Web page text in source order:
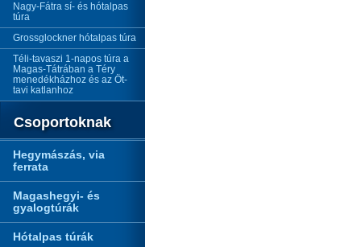
Nagy-Fátra sí- és hótalpas
túra
Grossglockner hótalpas túra
Téli-tavaszi 1-napos túra a
Magas-Tátrában a Téry
menedékházhoz és az Öt-
tavi katlanhoz
Csoportoknak
Hegymászás, via
ferrata
Magashegyi- és
gyalogtúrák
Hótalpas túrák